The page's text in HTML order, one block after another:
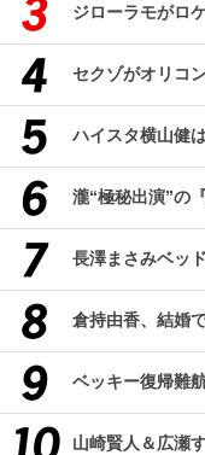
ジローラモがロ
セクゾがオリコ
ハイスタ横山健
瀧“極秘出演”の
長澤まさみベッ
倉持由香、結婚
ベッキー復帰難
山崎賢人＆広瀬